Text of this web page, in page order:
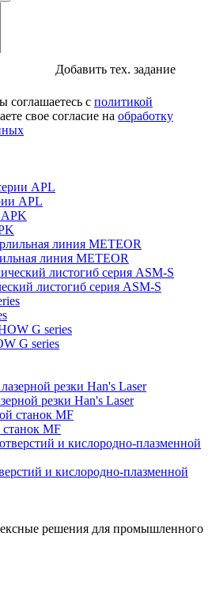
Добавить тех. задание
соглашаетесь с политикой
свое согласие на обработку
APL
линия METEOR
листогиб серия ASM-S
G series
резки Han's Laser
MF
и кислородно-плазменной
решения для промышленного